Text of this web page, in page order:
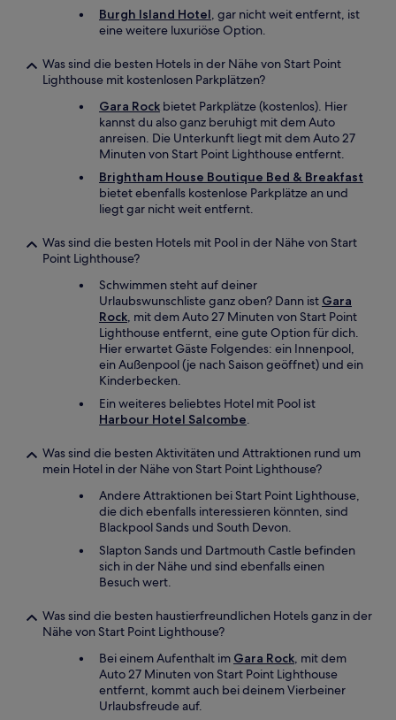
Burgh Island Hotel, gar nicht weit entfernt, ist
eine weitere luxuriöse Option.
Was sind die besten Hotels in der Nähe von Start Point
Lighthouse mit kostenlosen Parkplätzen?
Gara Rock bietet Parkplätze (kostenlos). Hier
kannst du also ganz beruhigt mit dem Auto
anreisen. Die Unterkunft liegt mit dem Auto 27
Minuten von Start Point Lighthouse entfernt.
Brightham House Boutique Bed & Breakfast
bietet ebenfalls kostenlose Parkplätze an und
liegt gar nicht weit entfernt.
Was sind die besten Hotels mit Pool in der Nähe von Start
Point Lighthouse?
Schwimmen steht auf deiner
Urlaubswunschliste ganz oben? Dann ist Gara
Rock, mit dem Auto 27 Minuten von Start Point
Lighthouse entfernt, eine gute Option für dich.
Hier erwartet Gäste Folgendes: ein Innenpool,
ein Außenpool (je nach Saison geöffnet) und ein
Kinderbecken.
Ein weiteres beliebtes Hotel mit Pool ist
Harbour Hotel Salcombe.
Was sind die besten Aktivitäten und Attraktionen rund um
mein Hotel in der Nähe von Start Point Lighthouse?
Andere Attraktionen bei Start Point Lighthouse,
die dich ebenfalls interessieren könnten, sind
Blackpool Sands und South Devon.
Slapton Sands und Dartmouth Castle befinden
sich in der Nähe und sind ebenfalls einen
Besuch wert.
Was sind die besten haustierfreundlichen Hotels ganz in der
Nähe von Start Point Lighthouse?
Bei einem Aufenthalt im Gara Rock, mit dem
Auto 27 Minuten von Start Point Lighthouse
entfernt, kommt auch bei deinem Vierbeiner
Urlaubsfreude auf.